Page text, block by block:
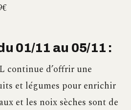
01/11 au 05/11 :
continue d’offrir une
et légumes pour enrichir
et les noix sèches sont de